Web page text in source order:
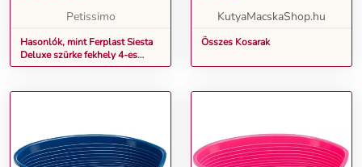
Petissimo
Hasonlók, mint Ferplast Siesta
Deluxe szürke fekhely 4-es
(70204947)
KutyaMacskaShop.hu
Összes Kosarak